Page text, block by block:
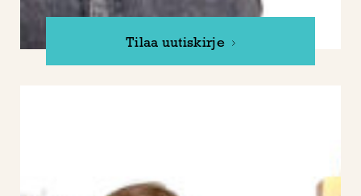
Tilaa uutiskirje